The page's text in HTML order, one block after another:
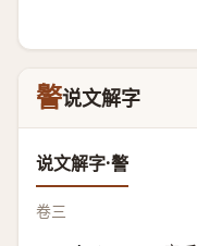
譥说文解字
说文解字·譥
卷三